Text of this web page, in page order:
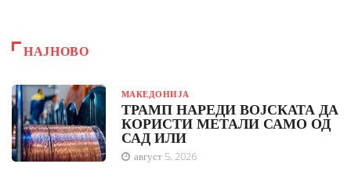
НАЈНОВО
МАКЕДОНИЈА
ТРАМП НАРЕДИ ВОЈСКАТА ДА
КОРИСТИ МЕТАЛИ САМО ОД
САД ИЛИ
август 5, 2026